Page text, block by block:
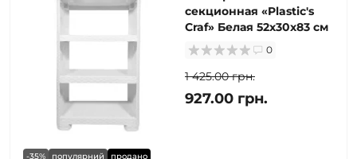
-35% популярний продано
секционная «Plastic's
Craf» Белая 52х30х83 см
0
1 425.00 грн.
927.00 грн.